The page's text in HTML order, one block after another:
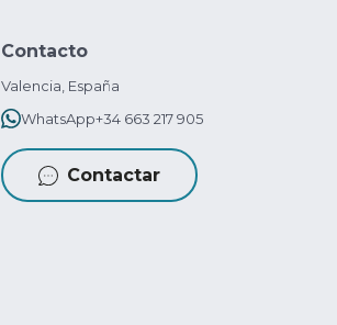
Contacto
Valencia, España
WhatsApp+34 663 217 905
Contactar